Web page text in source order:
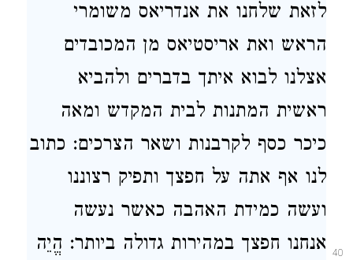
40
לזאת שלחנו את אנדריאס משומרי
הראש ואת אריסטיאס מן המכובדים
אצלנו לבוא איתך בדברים ולהביא
ראשית המתנות לבית המקדש ומאה
כיכר כסף לקרבנות ושאר הצרכים: כתוב
לנו אף אתה על חפצך ותפיק רצוננו
ועשה כמידת האהבה כאשר נעשה
אנחנו חפצך במהירות גדולה ביותר: הֱיֵה